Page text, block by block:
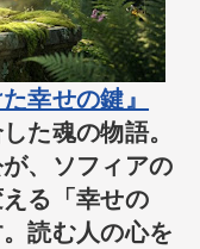
幸せの鍵』
た魂の物語。
、ソフィアの
る「幸せの
読む人の心を